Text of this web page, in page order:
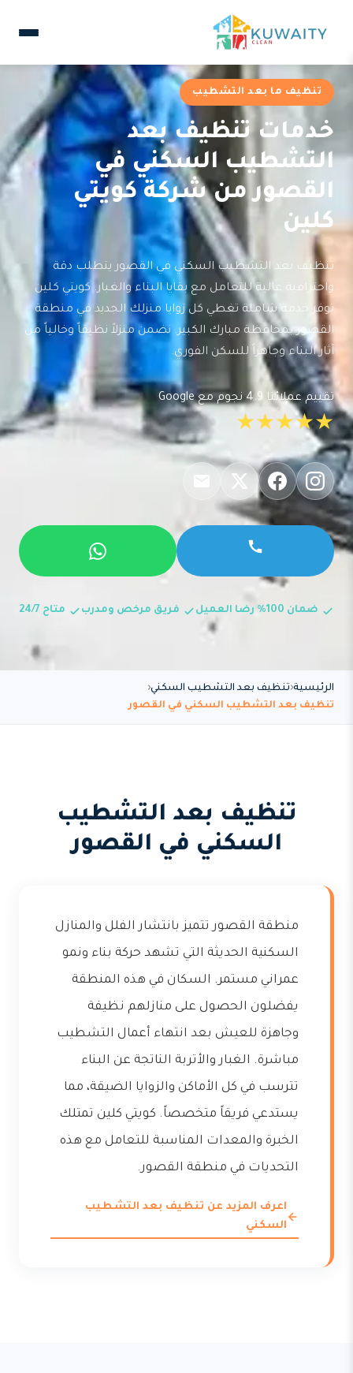
تنظيف ما بعد التشطيب
خدمات تنظيف بعد
التشطيب السكني في
القصور من شركة كويتي
كلين
تنظيف بعد التشطيب السكني في القصور يتطلب دقة
واحترافية عالية للتعامل مع بقايا البناء والغبار. كويتي كلين
توفر خدمة شاملة تغطي كل زوايا منزلك الجديد في منطقة
القصور بمحافظة مبارك الكبير. نضمن منزلاً نظيفاً وخالياً من
آثار البناء وجاهزاً للسكن الفوري.
تقييم عملائنا 4.9 نجوم مع Google
★★★★★
ضمان 100% رضا العميل فريق مرخص ومدرب متاح 24/7
الرئيسية تنظيف بعد التشطيب السكني
تنظيف بعد التشطيب السكني في القصور
تنظيف بعد التشطيب
السكني في القصور
منطقة القصور تتميز بانتشار الفلل والمنازل
السكنية الحديثة التي تشهد حركة بناء ونمو
عمراني مستمر. السكان في هذه المنطقة
يفضلون الحصول على منازلهم نظيفة
وجاهزة للعيش بعد انتهاء أعمال التشطيب
مباشرة. الغبار والأتربة الناتجة عن البناء
تترسب في كل الأماكن والزوايا الضيقة، مما
يستدعي فريقاً متخصصاً. كويتي كلين تمتلك
الخبرة والمعدات المناسبة للتعامل مع هذه
التحديات في منطقة القصور.
اعرف المزيد عن تنظيف بعد التشطيب
السكني